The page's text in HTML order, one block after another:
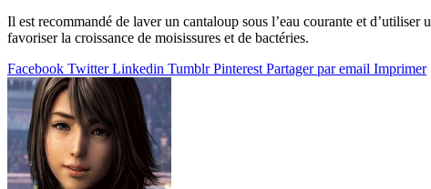
Il est recommandé de laver un cantaloup sous l’eau courante et
favoriser la croissance de moisissures et de bactéries.
Facebook Twitter Linkedin Tumblr Pinterest Partager par email Imprimer